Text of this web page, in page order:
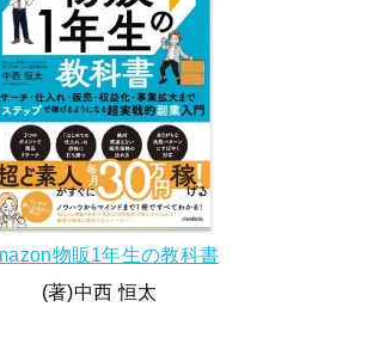
物販1年生の教科書
(著)中西 恒太